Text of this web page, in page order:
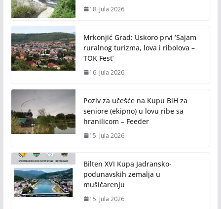
18. Jula 2026.
Mrkonjić Grad: Uskoro prvi ‘Sajam
ruralnog turizma, lova i ribolova –
TOK Fest’
16. Jula 2026.
Poziv za učešće na Kupu BiH za
seniore (ekipno) u lovu ribe sa
hranilicom – Feeder
15. Jula 2026.
Bilten XVI Kupa Jadransko-
podunavskih zemalja u
mušičarenju
15. Jula 2026.